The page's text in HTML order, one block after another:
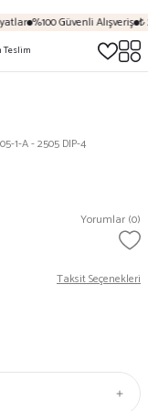
%100 Güvenli Alışveriş ₺
1-A - 2505 DIP-4
Yorumlar (0)
Taksit Seçenekleri